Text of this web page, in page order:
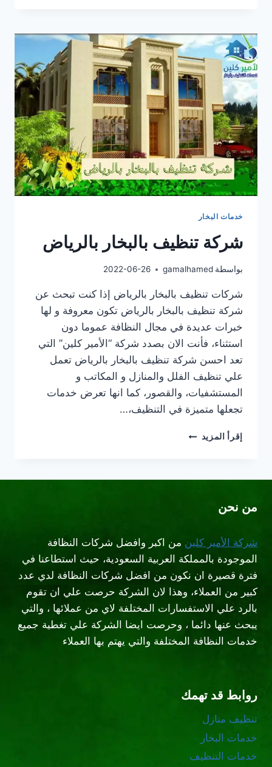
الرياض
خدمات البخار
شركة تنظيف بالبخار بالرياض
بواسطة gamalhamed
2022-06-26
شركات تنظيف بالبخار بالرياض إذا كنت تبحث عن
شركة تنظيف بالبخار بالرياض تكون معروفة و لها
خبرات عديدة في مجال النظافة عموما دون
استثناء، فأنت الان بصدد شركة “الأمير كلين” التي
تعد احسن شركة تنظيف بالبخار بالرياض تعمل
علي تنظيف الفلل والمنازل و المكاتب و
المستشفيات، والقصور، كما انها تعرض خدمات
تجعلها متميزة في التنظيف،…
إقرأ المزيد شركة
من نحن
شركة الأمير كلين من اكبر وافضل شركات النظافة
الموجودة بالمملكة العربية السعودية، حيث استطاعنا في
فترة قصيرة ان نكون من افضل شركات النظافة لدي عدد
كبير من العملاء، وهذا لان الشركة حرصت علي ان تقوم
بالرد علي الاستفسارات المختلفة لاي من عملائها ، والتي
يبحث عنها دائما ، وحرصت ايضا الشركة علي تغطية جميع
خدمات النظافة المختلفة والتي يهتم بها العملاء
روابط قد تهمك
تنظيف منازل
خدمات البخار
خدمات التنظيف